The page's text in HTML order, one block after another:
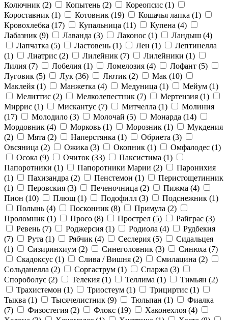
Колючник (2) Копытень (2) Кореопсис (1)
Короставник (1) Котовник (19) Кошачья лапка (1)
Кровохлебка (17) Купальница (11) Купена (4)
Лабазник (9) Лаванда (3) Лаконос (1) Ландыш (4)
Лапчатка (5) Ластовень (1) Лен (1)
Лептинелла
(1)
Лиатрис (2) Лилейник (7) Лилейники (1)
Лилия (7) Лобелия (1) Ломелозия (4) Лофант (5)
Луговик (5) Лук (36) Лютик (2) Мак (10)
Маклейя (1) Манжетка (4) Медуница (1) Мейум (1)
Мелиттис (2) Мелколепестник (7) Мертензия (1)
Миррис (1) Мискантус (7) Митчелла (1)
Молиния
(17)
Молодило (3) Молочай (5) Монарда (14)
Мордовник (4) Морковь (1) Морозник (1)
Мукдения
(2)
Мята (2) Наперстянка (1) Обриета (3)
Овсяница (2) Ожика (3) Окопник (1) Омфалодес (1)
Осока (9) Очиток (33) Паксистима (1)
Папоротники (1) Папоротники Марии (2)
Паронихия
(1)
Пахизандра (2) Пенстемон (1)
Перистощетинник
(1)
Перовския (3) Печеночница (2) Пижма (4)
Пион (10) Плющ (1) Подофилл (3) Подснежник (1)
Полынь (4) Посконник (8) Примула (2)
Проломник (1) Просо (8) Прострел (5) Райграс (3)
Ревень (7) Роджерсия (1) Родиола (4)
Рудбекия
(7)
Рута (1) Рябчик (4) Сеслерия (5)
Сидальцея
(1)
Сизиринхиум (2) Синеголовник (3) Синюха (7)
Скадоксус (1) Слива / Вишня (2) Смилацина (2)
Сольданелла (2) Соргаструм (1) Спаржа (3)
Спороболус (2) Телекия (1) Теллима (1) Тимьян (2)
Трахистемон (1) Триостеум (1) Трициртис (1)
Тыква (1) Тысячелистник (9) Тюльпан (1)
Фиалка
(7)
Физостегия (2) Флокс (19) Хаконехлоя (4)